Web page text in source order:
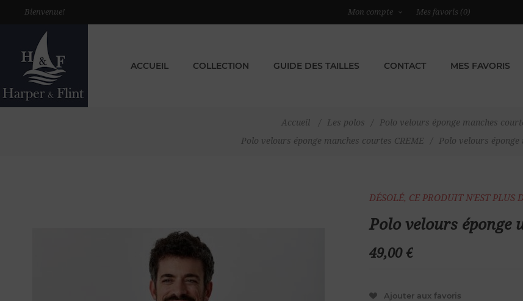
Bienvenue! Mon compte Mes favoris (0)
ACCUEIL COLLECTION GUIDE DES TAILLES CONTACT MES FAVORIS
Accueil / Les polos / Polo velours éponge manches
Polo velours éponge manches courtes CREME
/ Polo velours éponge
DÉSOLÉ, CE PRODUIT N'EST PLUS
Polo velours éponge
49,00 €
Ajouter aux favoris